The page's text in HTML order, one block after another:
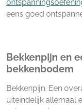
eens goed
Bekkenpijn en
bekkenbodem
Bekkenpijn. Een
uiteindelijk allemaal